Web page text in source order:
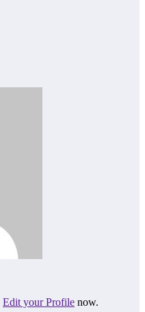
Edit your Profile now.